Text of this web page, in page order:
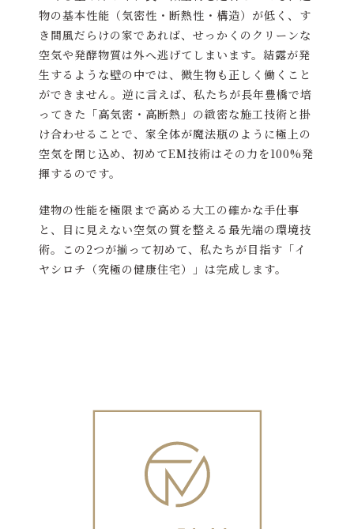
物の基本性能（気密性・断熱性・構造）が低く、す
き間風だらけの家であれば、せっかくのクリーンな
空気や発酵物質は外へ逃げてしまいます。結露が発
生するような壁の中では、微生物も正しく働くこと
ができません。逆に言えば、私たちが長年豊橋で培
ってきた「高気密・高断熱」の緻密な施工技術と掛
け合わせることで、家全体が魔法瓶のように極上の
空気を閉じ込め、初めてEM技術はその力を100%発
揮するのです。
建物の性能を極限まで高める大工の確かな手仕事
と、目に見えない空気の質を整える最先端の環境技
術。この2つが揃って初めて、私たちが目指す「イ
ヤシロチ（究極の健康住宅）」は完成します。